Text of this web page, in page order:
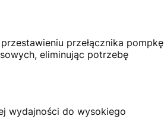
przełącznika pompkę
eliminując potrzebę
wydajności do wysokiego